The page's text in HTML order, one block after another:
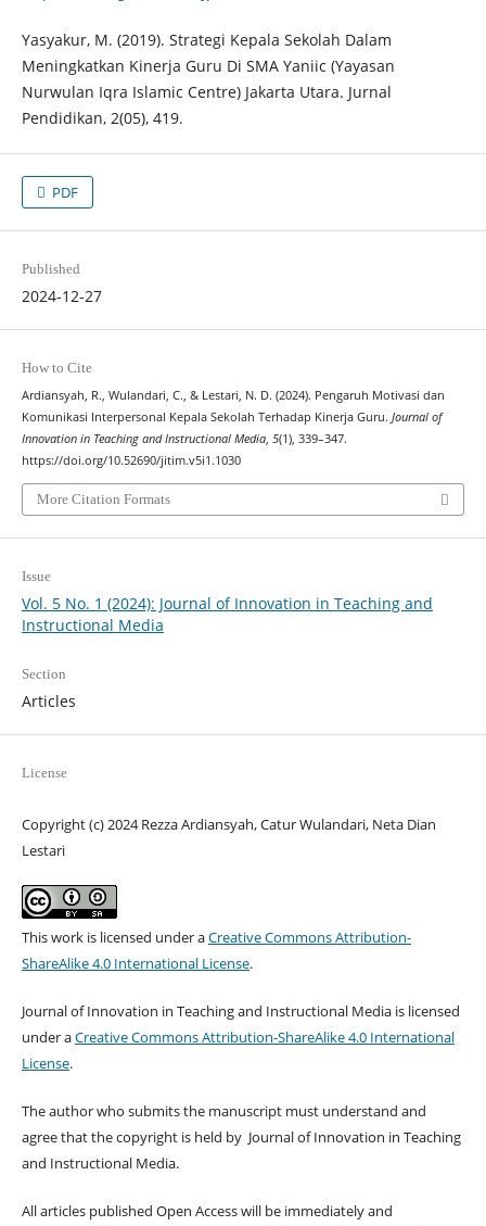
Yasyakur, M. (2019). Strategi Kepala Sekolah Dalam
Meningkatkan Kinerja Guru Di SMA Yaniic (Yayasan
Nurwulan Iqra Islamic Centre) Jakarta Utara. Jurnal
Pendidikan, 2(05), 419.
PDF
Published
2024-12-27
How to Cite
Ardiansyah, R., Wulandari, C., & Lestari, N. D. (2024). Pengaruh Motivasi dan
Komunikasi Interpersonal Kepala Sekolah Terhadap Kinerja Guru. Journal of
Innovation in Teaching and Instructional Media, 5(1), 339–347.
https://doi.org/10.52690/jitim.v5i1.1030
More Citation Formats
Issue
Vol. 5 No. 1 (2024): Journal of Innovation in Teaching and
Instructional Media
Section
Articles
License
Copyright (c) 2024 Rezza Ardiansyah, Catur Wulandari, Neta Dian
Lestari
This work is licensed under aCreative Commons Attribution-
ShareAlike 4.0 International License.
Journal of Innovation in Teaching and Instructional Media is licensed
under aCreative Commons Attribution-ShareAlike 4.0 International
License.
The author who submits the manuscript must understand and
agree that the copyright is held by Journal of Innovation in Teaching
and Instructional Media.
All articles published Open Access will be immediately and